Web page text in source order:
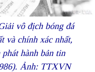
vô địch bóng đá
và chính xác nhất,
hành bản tin
Ảnh: TTXVN